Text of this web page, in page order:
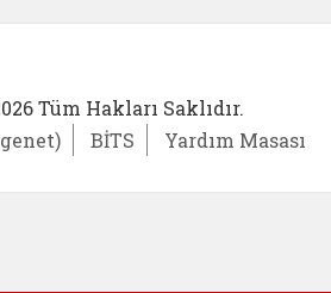
Tüm Hakları Saklıdır.
BİTS Yardım Masası